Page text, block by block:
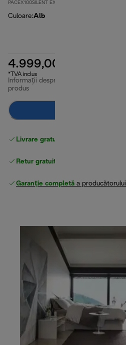
PACEX100SILENT EX:2
Culoare:Alb
4.999,00 RON
*TVA inclus
Informații despre
produs
Livrare gratuită standard
Retur gratuit
Garanție completă a producătorului